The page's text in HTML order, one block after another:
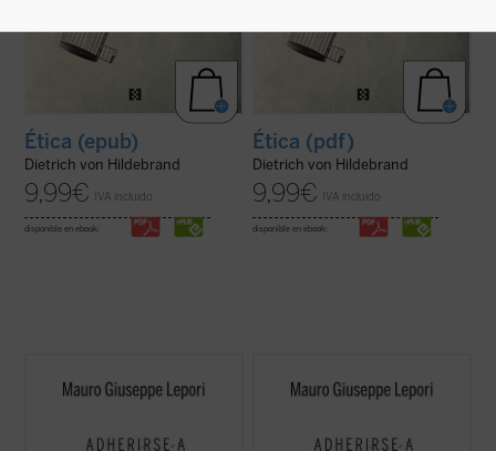
Ética (epub)
Dietrich von Hildebrand
9,99€ IVA incluido
disponible en ebook:
Ética (pdf)
Dietrich von Hildebrand
9,99€ IVA incluido
disponible en ebook:
y caminarecoge un nuevo ciclo de
meditaciones que, siguiendo el estilo
Orden del Císter, ofrece en el marco del
y caminarecoge un nuevo ciclo de
meditaciones que, siguiendo el estilo
Orden del Císter, ofrece en el marco del